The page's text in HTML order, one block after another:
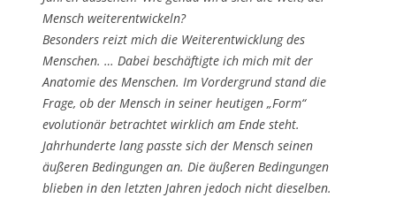
Mensch weiterentwickeln?
Besonders reizt mich die Weiterentwicklung des
Menschen. … Dabei beschäftigte ich mich mit der
Anatomie des Menschen. Im Vordergrund stand die
Frage, ob der Mensch in seiner heutigen „Form“
evolutionär betrachtet wirklich am Ende steht.
Jahrhunderte lang passte sich der Mensch seinen
äußeren Bedingungen an. Die äußeren Bedingungen
blieben in den letzten Jahren jedoch nicht dieselben.